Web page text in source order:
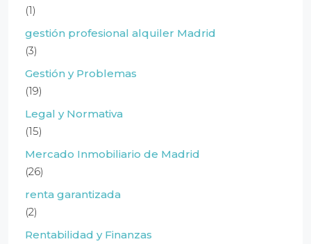
(1)
gestión profesional alquiler Madrid
(3)
Gestión y Problemas
(19)
Legal y Normativa
(15)
Mercado Inmobiliario de Madrid
(26)
renta garantizada
(2)
Rentabilidad y Finanzas